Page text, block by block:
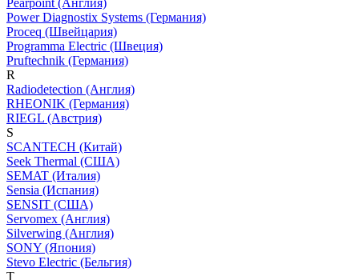
Pearpoint (Англия)
Power Diagnostix Systems (Германия)
Proceq (Швейцария)
Programma Electric (Швеция)
Pruftechnik (Германия)
R
Radiodetection (Англия)
RHEONIK (Германия)
RIEGL (Австрия)
S
SCANTECH (Китай)
Seek Thermal (США)
SEMAT (Италия)
Sensia (Испания)
SENSIT (США)
Servomex (Англия)
Silverwing (Англия)
SONY (Япония)
Stevo Electric (Бельгия)
T